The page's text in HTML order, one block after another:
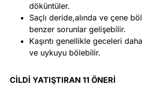
döküntüler.
Saçlı deride,alında ve çene
benzer sorunlar gelişebilir.
Kaşıntı genellikle geceleri
ve uykuyu bölebilir.
CİLDİ YATIŞTIRAN 11 ÖNERİ